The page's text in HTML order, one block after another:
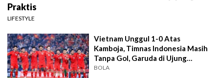
Praktis
LIFESTYLE
Vietnam Unggul 1-0 Atas
Kamboja, Timnas Indonesia Masih
Tanpa Gol, Garuda di Ujung
Tanduk
BOLA